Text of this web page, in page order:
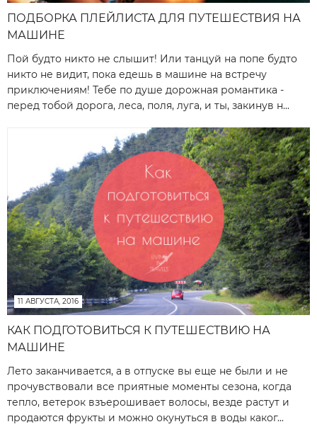
ПОДБОРКА ПЛЕЙЛИСТА ДЛЯ ПУТЕШЕСТВИЯ НА
МАШИНЕ
Пой будто никто не слышит! Или танцуй на попе будто
никто не видит, пока едешь в машине на встречу
приключениям! Тебе по душе дорожная романтика -
перед тобой дорога, леса, поля, луга, и ты, закинув н...
11 АВГУСТА, 2016
КАК ПОДГОТОВИТЬСЯ К ПУТЕШЕСТВИЮ НА
МАШИНЕ
Лето заканчивается, а в отпуске вы еще не были и не
прочувствовали все приятные моменты сезона, когда
тепло, ветерок взъерошивает волосы, везде растут и
продаются фрукты и можно окунуться в воды каког...